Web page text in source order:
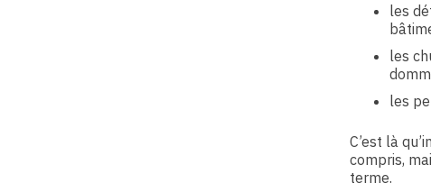
les
les
les
C’est là
compris,
terme.